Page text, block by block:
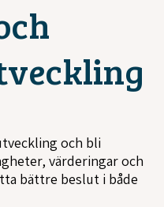
och bli
värderingar och
bättre beslut i både